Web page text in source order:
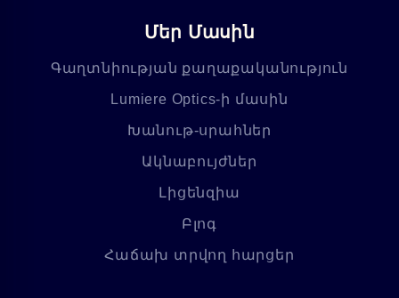
Մեր Մասին
Գաղտնիության քաղաքականություն
Lumiere Optics-ի մասին
Խանութ-սրահներ
Ակնաբույժներ
Լիցենզիա
Բլոգ
Հաճախ տրվող հարցեր